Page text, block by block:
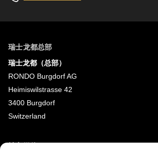
瑞士龙都总部
瑞士龙都（总部）
RONDO Burgdorf AG
Heimiswilstrasse 42
3400 Burgdorf
Switzerland